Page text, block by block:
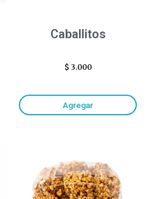
Caballitos
$ 3.000
Agregar